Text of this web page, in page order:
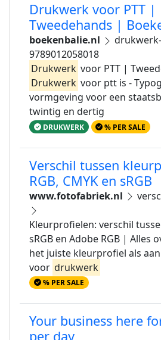
Drukwerk voor PTT |
Tweedehands |
boekenbalie.nl
9789012058018
Drukwerk voor PTT |
Drukwerk voor ptt is -
vormgeving voor een
twintig en dertig
DRUKWERK % PER SALE
Verschil tussen
RGB, CMYK en sRGB
www.fotofabriek.nl
Kleurprofielen: verschil
sRGB en Adobe RGB | Alles
het juiste kleurprofiel als
voor drukwerk
% PER SALE
Your business here
per day